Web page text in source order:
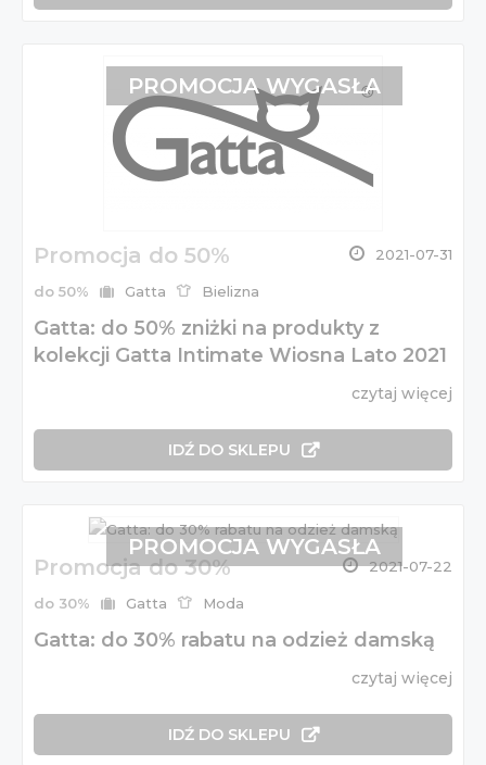
Promocja do 50% 2021-07-31
do 50% Gatta Bielizna
Gatta: do 50% zniżki na produkty z
kolekcji Gatta Intimate Wiosna Lato 2021
czytaj więcej
IDŹ DO SKLEPU
PROMOCJA WYGASŁA
Promocja do 30% 2021-07-22
do 30% Gatta Moda
Gatta: do 30% rabatu na odzież damską
czytaj więcej
IDŹ DO SKLEPU
PROMOCJA WYGASŁA